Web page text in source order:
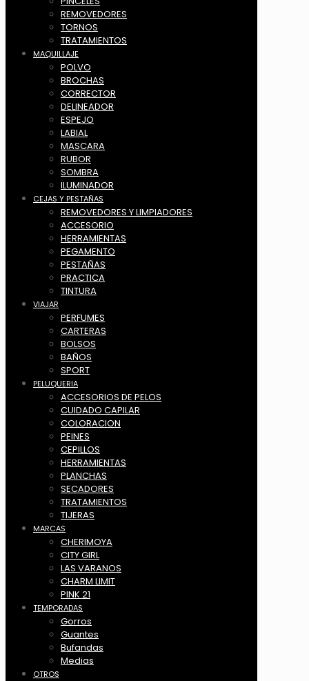
REMOVEDORES
TORNOS
TRATAMIENTOS
MAQUILLAJE
POLVO
BROCHAS
CORRECTOR
DELINEADOR
ESPEJO
LABIAL
MASCARA
RUBOR
SOMBRA
ILUMINADOR
CEJAS Y PESTAÑAS
REMOVEDORES Y LIMPIADORES
ACCESORIO
HERRAMIENTAS
PEGAMENTO
PESTAÑAS
PRACTICA
TINTURA
VIAJAR
PERFUMES
CARTERAS
BOLSOS
BAÑOS
SPORT
PELUQUERIA
ACCESORIOS DE PELOS
CUIDADO CAPILAR
COLORACION
PEINES
CEPILLOS
HERRAMIENTAS
PLANCHAS
SECADORES
TRATAMIENTOS
TIJERAS
MARCAS
CHERIMOYA
CITY GIRL
LAS VARANOS
CHARM LIMIT
PINK 21
TEMPORADAS
Gorros
Guantes
Bufandas
Medias
OTROS